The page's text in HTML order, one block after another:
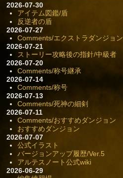
2026-07-30
アイテム図鑑/盾
反逆者の盾
2026-07-27
Comments/エクストラダンジョン
2026-07-21
ストーリー攻略後の指針/中級者
2026-07-20
Comments/称号継承
2026-07-14
Comments/称号
2026-07-13
Comments/死神の細剣
2026-07-11
Comments/おすすめダンジョン
おすすめダンジョン
2026-07-07
公式イラスト
バージョンアップ履歴/Ver.5
アルテスノート公式wiki
2026-06-29